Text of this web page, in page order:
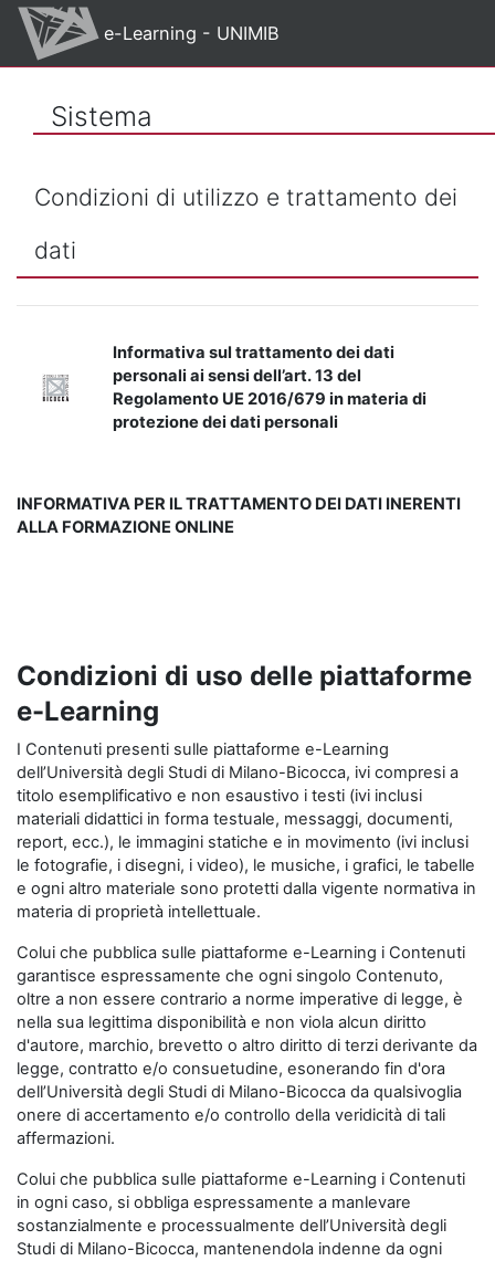
Vai al contenuto principale
e-Learning - UNIMIB
Sistema
Condizioni di utilizzo e trattamento dei
dati
Informativa sul trattamento dei dati
personali ai sensi dell’art. 13 del
Regolamento UE 2016/679 in materia di
protezione dei dati personali
INFORMATIVA PER IL TRATTAMENTO DEI DATI INERENTI
ALLA FORMAZIONE ONLINE
Condizioni di uso delle piattaforme
e-Learning
I Contenuti presenti sulle piattaforme e-Learning
dell’Università degli Studi di Milano-Bicocca, ivi compresi a
titolo esemplificativo e non esaustivo i testi (ivi inclusi
materiali didattici in forma testuale, messaggi, documenti,
report, ecc.), le immagini statiche e in movimento (ivi inclusi
le fotografie, i disegni, i video), le musiche, i grafici, le tabelle
e ogni altro materiale sono protetti dalla vigente normativa in
materia di proprietà intellettuale.
Colui che pubblica sulle piattaforme e-Learning i Contenuti
garantisce espressamente che ogni singolo Contenuto,
oltre a non essere contrario a norme imperative di legge, è
nella sua legittima disponibilità e non viola alcun diritto
d'autore, marchio, brevetto o altro diritto di terzi derivante da
legge, contratto e/o consuetudine, esonerando fin d'ora
dell’Università degli Studi di Milano-Bicocca da qualsivoglia
onere di accertamento e/o controllo della veridicità di tali
affermazioni.
Colui che pubblica sulle piattaforme e-Learning i Contenuti
in ogni caso, si obbliga espressamente a manlevare
sostanzialmente e processualmente dell’Università degli
Studi di Milano-Bicocca, mantenendola indenne da ogni